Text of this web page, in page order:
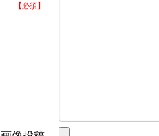
【必須】